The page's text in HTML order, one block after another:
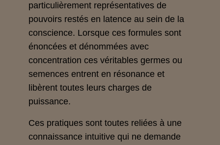
particulièrement représentatives de
pouvoirs restés en latence au sein de la
conscience. Lorsque ces formules sont
énoncées et dénommées avec
concentration ces véritables germes ou
semences entrent en résonance et
libèrent toutes leurs charges de
puissance.
Ces pratiques sont toutes reliées à une
connaissance intuitive qui ne demande